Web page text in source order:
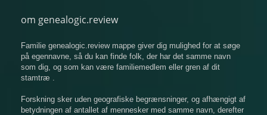
om genealogic.review
Familie genealogic.review mappe giver dig mulighed for at søge
på egennavne, så du kan finde folk, der har det samme navn
som dig, og som kan være familiemedlem eller gren af ​​dit
stamtræ .
Forskning sker uden geografiske begrænsninger, og afhængigt af
betydningen af ​​antallet af mennesker med samme navn, derefter